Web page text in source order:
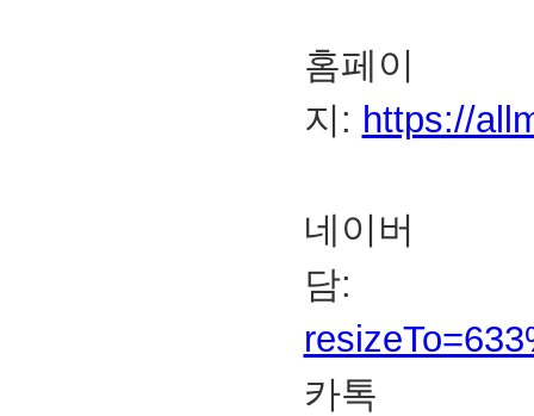
홈페이
지: https://
네
담
카